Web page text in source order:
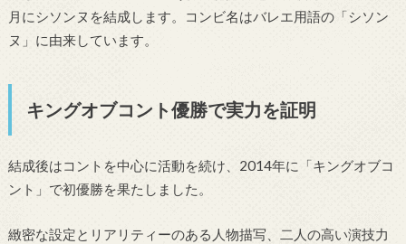
月にシソンヌを結成します。コンビ名はバレエ用語の「シソン
ヌ」に由来しています。
キングオブコント優勝で実力を証明
結成後はコントを中心に活動を続け、2014年に「キングオブコ
ント」で初優勝を果たしました。
緻密な設定とリアリティーのある人物描写、二人の高い演技力